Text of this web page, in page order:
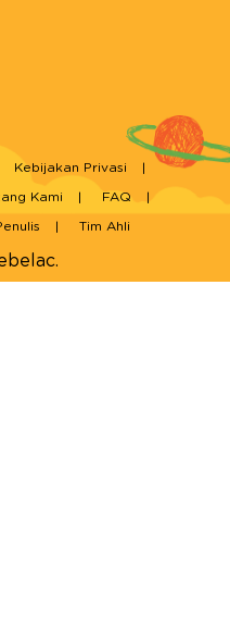
Kebijakan Privasi
Kami FAQ
Tim Ahli